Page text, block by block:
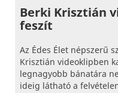
Berki Krisztián
feszít
Az Édes Élet népszerű
Krisztián videoklipben
legnagyobb bánatára
ideig látható a